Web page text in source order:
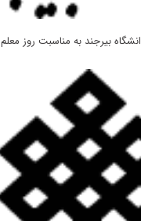
بیرجند به مناسبت روز معلم